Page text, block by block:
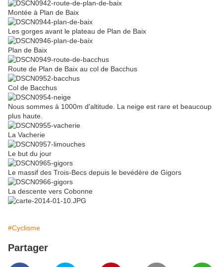
Montée à Plan de Baix
Les gorges avant le plateau de Plan de Baix
Plan de Baix
Route de Plan de Baix au col de Bacchus
Col de Bacchus
Nous sommes à 1000m d'altitude. La neige est rare et beaucoup
plus haute.
La Vacherie
Le but du jour
Le massif des Trois-Becs depuis le bevédère de Gigors
La descente vers Cobonne
#Cyclisme
Partager